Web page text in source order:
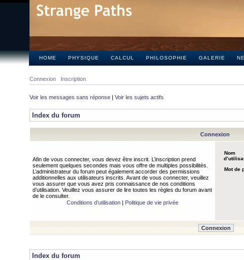
HOME PHYSIQUE CALCUL PHILOSOPHIE GALERIE
Connexion Inscription
Voir les messages sans réponse | Voir les sujets actifs
Index du forum
Connexion
Afin de vous connecter, vous devez être inscrit. L’inscription prend
seulement quelques secondes mais vous offre de multiples possibilités.
L’administrateur du forum peut également accorder des permissions
additionnelles aux utilisateurs inscrits. Avant de vous connecter, veuillez
vous assurer que vous avez pris connaissance de nos conditions
d’utilisation. Veuillez vous assurer de lire toutes les règles du forum avant
de le consulter.
Conditions d’utilisation| Politique de vie privée
Nom
Mot de
Index du forum